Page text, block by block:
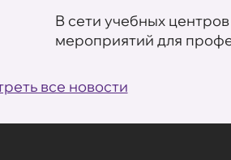
В сети учебных
мероприятий для
все новости